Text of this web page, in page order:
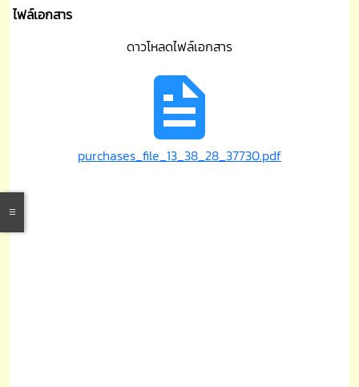
ไฟล์เอกสาร
ดาวโหลดไฟล์เอกสาร
purchases_file_13_38_28_37730.pdf